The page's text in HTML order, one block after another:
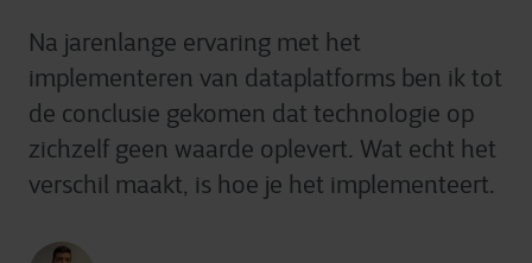
Na jarenlange ervaring met het
implementeren van dataplatforms ben ik tot
de conclusie gekomen dat technologie op
zichzelf geen waarde oplevert. Wat echt het
verschil maakt, is hoe je het implementeert.